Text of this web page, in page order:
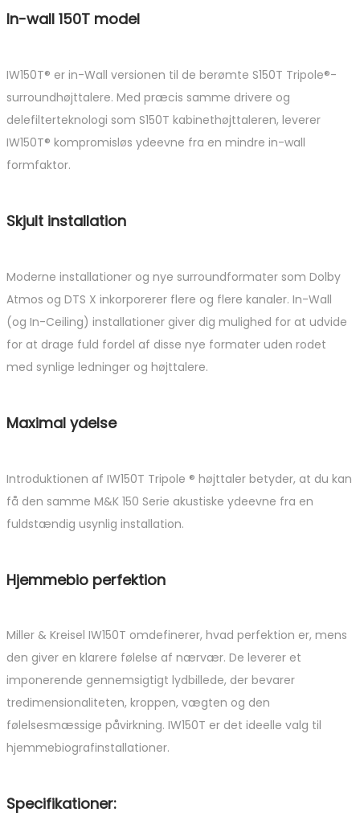
In-wall 150T model
IW150T® er in-Wall versionen til de berømte S150T Tripole®-
surroundhøjttalere. Med præcis samme drivere og
delefilterteknologi som S150T kabinethøjttaleren, leverer
IW150T® kompromisløs ydeevne fra en mindre in-wall
formfaktor.
Skjult installation
Moderne installationer og nye surroundformater som Dolby
Atmos og DTS X inkorporerer flere og flere kanaler. In-Wall
(og In-Ceiling) installationer giver dig mulighed for at udvide
for at drage fuld fordel af disse nye formater uden rodet
med synlige ledninger og højttalere.
Maximal ydelse
Introduktionen af ​​IW150T Tripole ® højttaler betyder, at du kan
få den samme M&K 150 Serie akustiske ydeevne fra en
fuldstændig usynlig installation.
Hjemmebio perfektion
Miller & Kreisel IW150T omdefinerer, hvad perfektion er, mens
den giver en klarere følelse af nærvær. De leverer et
imponerende gennemsigtigt lydbillede, der bevarer
tredimensionaliteten, kroppen, vægten og den
følelsesmæssige påvirkning. IW150T er det ideelle valg til
hjemmebiografinstallationer.
Specifikationer: